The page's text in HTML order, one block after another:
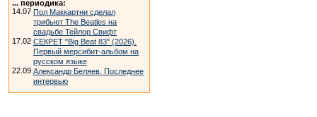
... периодика:
14.07 Пол Маккартни сделал
трибьют The Beatles на
свадьбе Тейлор Свифт
17.02 СЕКРЕТ "Big Beat 83" (2026).
Первый мерсибит-альбом на
русском языке
22.09 Александр Беляев. Последнее
интервью